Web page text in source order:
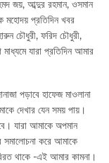
জয়, আব্দুর রহমান, ওসমান
মহোদয় প্রতিদিন খবর
চৌধুরী, ফরিদ চৌধুরী,
যারা প্রতিদিন আমার
পড়াবে হাফেজ মাওলানা
দেখার যেন সময় পায়।
যারা আমাকে অপমান
সমালোচনা করে আমাকে
থাকে -এই আমার কামনা।